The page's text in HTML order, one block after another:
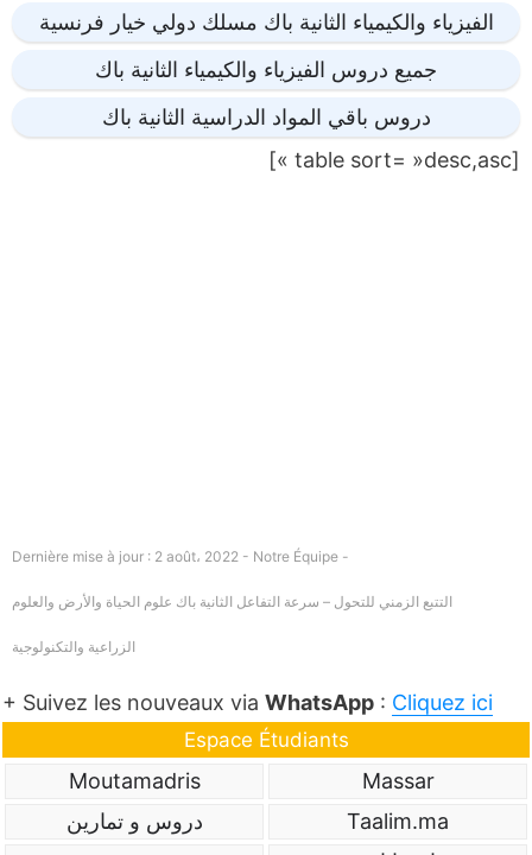
الفيزياء والكيمياء الثانية باك مسلك دولي خيار فرنسية
جميع دروس الفيزياء والكيمياء الثانية باك
دروس باقي المواد الدراسية الثانية باك
[table sort= »desc,asc »]
Dernière mise à jour : 2 août، 2022 - Notre Équipe -
التتبع الزمني للتحول – سرعة التفاعل الثانية باك علوم الحياة والأرض والعلوم
الزراعية والتكنولوجية
+ Suivez les nouveaux via WhatsApp : Cliquez ici
Espace Étudiants
Massar
Moutamadris
Taalim.ma
دروس و تمارين